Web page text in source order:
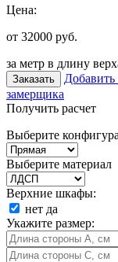
Цена:
от 32000 руб.
за метр в длину
Заказать Добавить
замерщика
Получить расчет
Выберите
Выберите материал
Верхние шкафы:
нет да
Укажите размер: